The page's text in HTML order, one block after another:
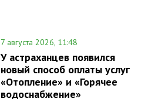
7 августа 2026, 11:48
У астраханцев появился
новый способ оплаты услуг
«Отопление» и «Горячее
водоснабжение»